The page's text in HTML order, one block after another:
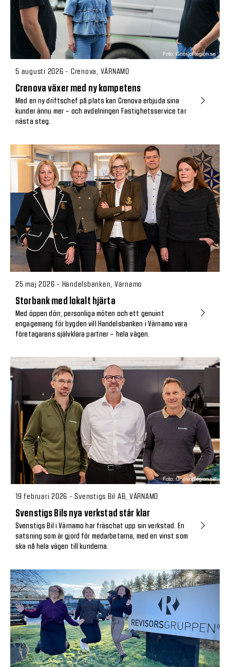
5 augusti 2026 - Crenova, VÄRNAMO
Crenova växer med ny kompetens
Med en ny driftschef på plats kan Crenova erbjuda sina
kunder ännu mer – och avdelningen Fastighetsservice tar
nästa steg.
25 maj 2026 - Handelsbanken, Värnamo
Storbank med lokalt hjärta
Med öppen dörr, personliga möten och ett genuint
engagemang för bygden vill Handelsbanken i Värnamo vara
företagarens självklara partner – hela vägen.
19 februari 2026 - Svenstigs Bil AB, VÄRNAMO
Svenstigs Bils nya verkstad står klar
Svenstigs Bil i Värnamo har fräschat upp sin verkstad. En
satsning som är gjord för medarbetarna, med en vinst som
ska nå hela vägen till kunderna.